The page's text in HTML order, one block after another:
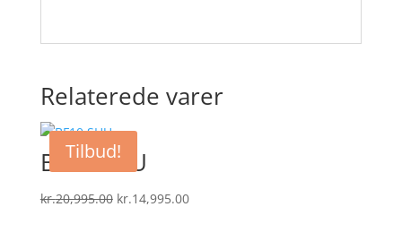
Relaterede varer
Tilbud!
BF10 SHU
kr.20,995.00 Den
kr.14,995.00Den